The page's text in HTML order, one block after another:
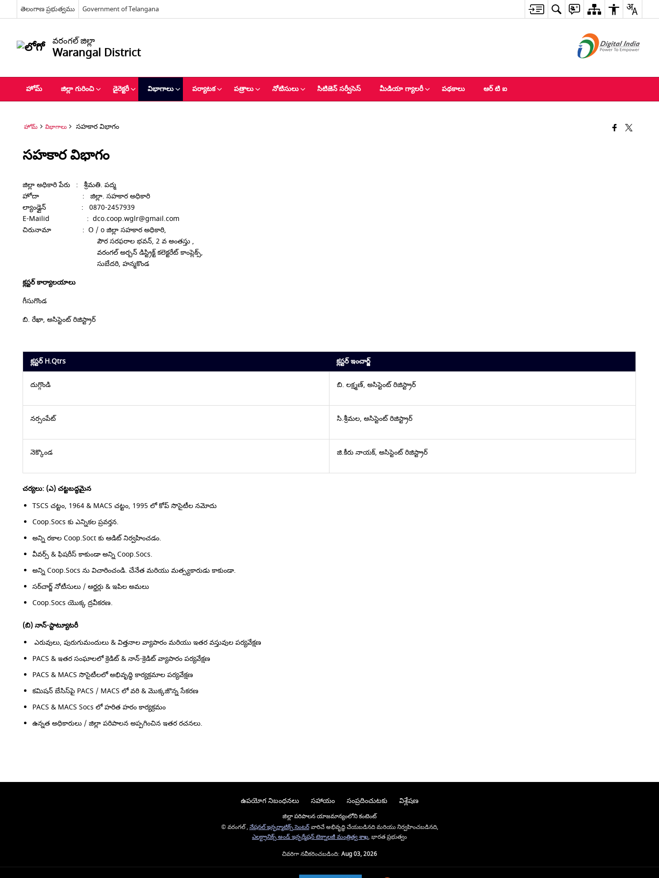
తెలంగాణ ప్రభుత్వము Government of Telangana
వరంగల్ జిల్లా
Warangal District
హోమ్ జిల్లా గురించి డైరెక్టరీ విభాగాలు పర్యాటక పత్రాలు నోటిసులు సిటిజెన్ సర్వీసెస్ మీడియా గ్యాలరీ పథకాలు ఆర్ టి ఐ
హోమ్ విభాగాలు సహకార విభాగం
సహకార విభాగం
జిల్లా అధికారి పేరు : శ్రీమతి. పద్మ
హోదా : జిల్లా. సహకార అధికారి
ల్యాండ్లైన్ : 0870-2457939
E-Mailid : dco.coop.wglr@gmail.com
చిరునామా : O / o జిల్లా సహకార అధికారి,
పౌర సరఫరాల భవన్, 2 వ అంతస్తు ,
వరంగల్ అర్బన్ డిస్ట్రిక్ట్ కలెక్టరేట్ కాంప్లెక్స్,
సుబేదరి, హన్మకొండ
క్లస్టర్ కార్యాలయాలు
గీసుగొండ
బి. రేఖా, అసిస్టెంట్ రిజిస్ట్రార్
క్లస్టర్ H.Qtrs క్లస్టర్ ఇంచార్జ్
దుగ్గొండి బి. లక్ష్మణ్, అసిస్టెంట్ రిజిస్ట్రార్
నర్సంపేట్ సి.శ్రీమల, అసిస్టెంట్ రిజిస్ట్రార్
నెక్కొండ జి.కీరు నాయక్, అసిస్టెంట్ రిజిస్ట్రార్
చర్యలు: (ఎ) చట్టబద్ధమైన
TSCS చట్టం, 1964 & MACS చట్టం, 1995 లో కోప్ సొసైటీల నమోదు
Coop.Socs కు ఎన్నికల ప్రవర్తన.
అన్ని రకాల Coop.Soct కు ఆడిట్ నిర్వహించడం.
వీవర్స్ & ఫిషరీస్ కాకుండా అన్ని Coop.Socs.
అన్ని Coop.Socs ను విచారించండి. చేనేత మరియు మత్స్యకారుడు కాకుండా.
సర్‌చార్జ్ నోటీసులు / ఆర్డర్లు & ఇపిల అమలు
Coop.Socs యొక్క ద్రవీకరణ.
(బి) నాన్-స్టాట్యూటరీ
ఎరువులు, పురుగుమందులు & విత్తనాల వ్యాపారం మరియు ఇతర వస్తువుల పర్యవేక్షణ
PACS & ఇతర సంఘాలలో క్రెడిట్ & నాన్-క్రెడిట్ వ్యాపారం పర్యవేక్షణ
PACS & MACS సొసైటీలలో అభివృద్ధి కార్యక్రమాల పర్యవేక్షణ
కమిషన్ బేసిస్‌పై PACS / MACS లో వరి & మొక్కజొన్న సేకరణ
PACS & MACS Socs లో హరిత హరం కార్యక్రమం
ఉన్నత అధికారులు / జిల్లా పరిపాలన అప్పగించిన ఇతర రచనలు.
ఉపయోగ నిబంధనలు సహాయం సంప్రదించుటకు విశ్లేషణ
జిల్లా పరిపాలన యాజమాన్యంలోని కంటెంట్
© వరంగల్ , నేషనల్ ఇన్ఫర్మాటిక్స్ సెంటర్వారిచే అభివృద్ధి చేయబడినది మరియు నిర్వహించబడినది,
ఎలక్ట్రానిక్స్ అండ్ ఇన్ఫర్మేషన్ టెక్నాలజీ మంత్రిత్వ శాఖ, భారత ప్రభుత్వం
చివరిగా నవీకరించబడింది: Aug 03, 2026